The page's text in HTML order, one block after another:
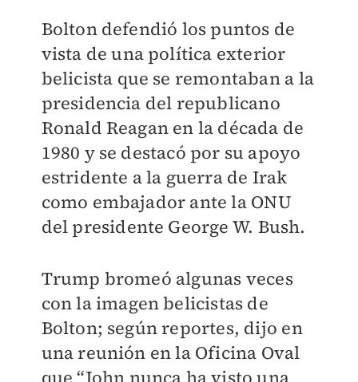
Bolton defendió los puntos de
vista de una política exterior
belicista que se remontaban a la
presidencia del republicano
Ronald Reagan en la década de
1980 y se destacó por su apoyo
estridente a la guerra de Irak
como embajador ante la ONU
del presidente George W. Bush.
Trump bromeó algunas veces
con la imagen belicistas de
Bolton; según reportes, dijo en
una reunión en la Oficina Oval